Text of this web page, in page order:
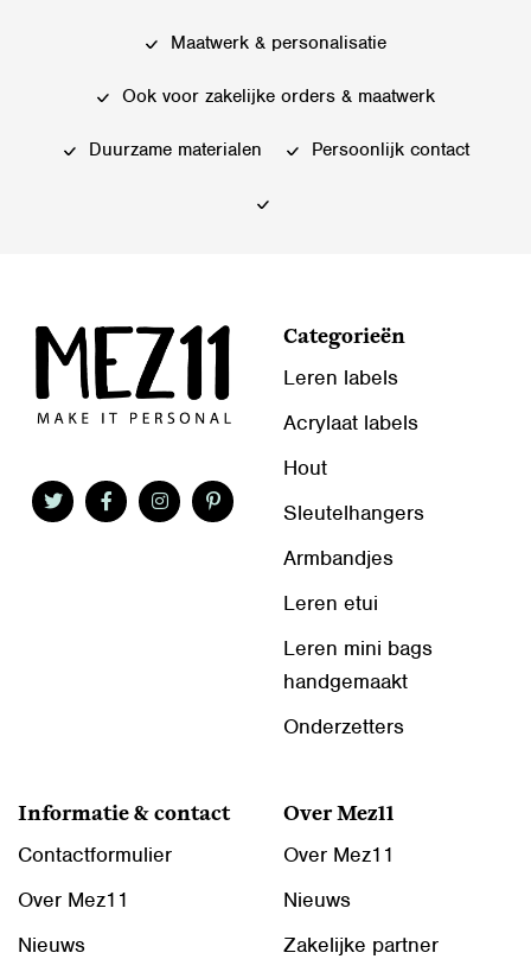
worden
optie
gekozen
op
Maatwerk & personalisatie
Ook voor zakelijke orders & maatwerk
Duurzame materialen Persoonlijk contact
Categorieën
Leren labels
Acrylaat labels
Hout
Sleutelhangers
Armbandjes
Leren etui
Leren mini bags
handgemaakt
Onderzetters
Informatie & contact
Contactformulier
Over Mez11
Nieuws
Over Mez11
Over Mez11
Nieuws
Zakelijke partner